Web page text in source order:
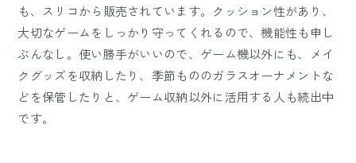
も、スリコから販売されています。クッション性があり、
大切なゲームをしっかり守ってくれるので、機能性も申し
ぶんなし。使い勝手がいいので、ゲーム機以外にも、メイ
クグッズを収納したり、季節もののガラスオーナメントな
どを保管したりと、ゲーム収納以外に活用する人も続出中
です。